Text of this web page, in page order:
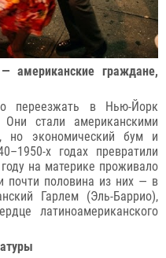
американские граждане,
переезжать в Нью-Йорк
стали американскими
но экономический бум и
х годах превратили
на материке проживало
почти половина из них — в
Гарлем (Эль-Баррио),
латиноамериканского